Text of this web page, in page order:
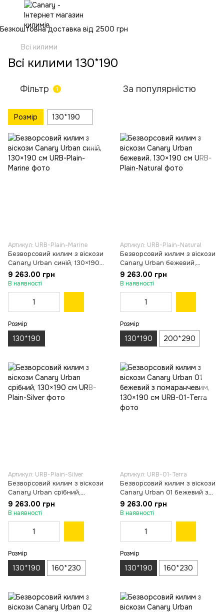
Безкоштовна доставка від 2500 грн
Всі килими
Всі килими 130*190
Фільтр 1 За популярністю
Розмір 130*190
Артикул: URB-Plain-Marine
Безворсовий килим з віскози
Canary Urban синій, 130×190
см
9 263.00 грн
В наявності
Розмір
130*190
Артикул: URB-Plain-Natural
Безворсовий килим з віскози
Canary Urban бежевий,
130×190 см
9 263.00 грн
В наявності
Розмір
130*190 200*290
Артикул: URB-Plain-Silver
Безворсовий килим з віскози
Canary Urban срібний,
130×190 см
9 263.00 грн
В наявності
Розмір
130*190 160*230
Артикул: URB-01-Terra
Безворсовий килим з віскози
Canary Urban 01 бежевий з
помаранчевим, 130×190 см
9 263.00 грн
В наявності
Розмір
130*190 160*230